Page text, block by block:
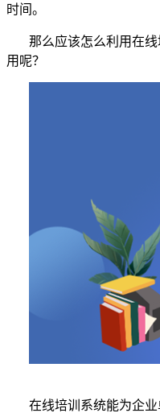
时间。
那么应该怎么利用在
用呢？
在线培训系统能为企